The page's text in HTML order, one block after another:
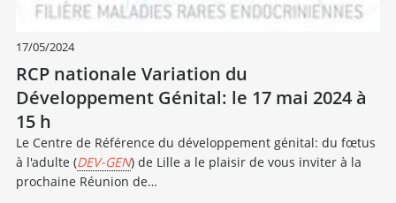
17/05/2024
RCP nationale Variation du
Développement Génital: le 17 mai 2024 à
15 h
Le Centre de Référence du développement génital: du fœtus
à l'adulte (DEV-GEN) de Lille a le plaisir de vous inviter à la
prochaine Réunion de…